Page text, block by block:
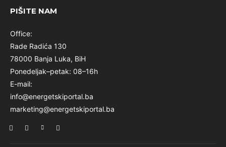
PIŠITE NAM
Office:
Rade Radića 130
78000 Banja Luka, BiH
Ponedeljak–petak: 08–16h
E-mail:
info@energetskiportal.ba
marketing@energetskiportal.ba